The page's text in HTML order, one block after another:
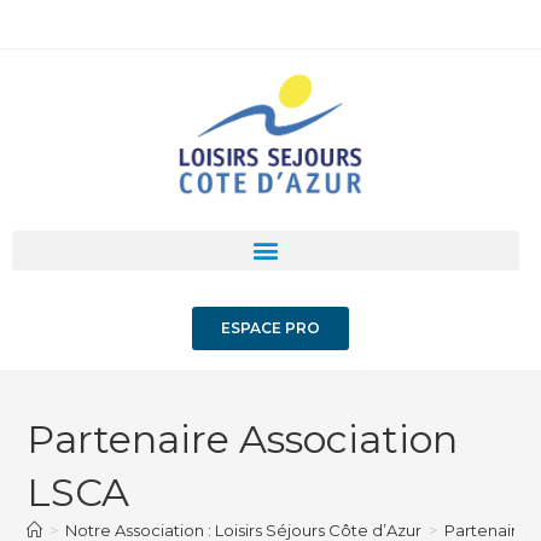
ESPACE PRO
Partenaire Association
LSCA
> Notre Association : Loisirs Séjours Côte d’Azur > Partenaire